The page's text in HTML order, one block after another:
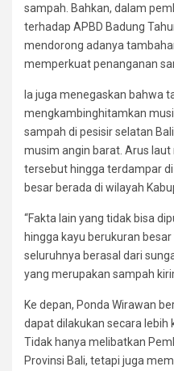
sampah. Bahkan, dalam
terhadap APBD Badung
mendorong adanya
memperkuat penanganan
Ia juga menegaskan bahwa
mengkambinghitamkan
sampah di pesisir selatan
musim angin barat. Arus
tersebut hingga terdampar
besar berada di wilayah
“Fakta lain yang tidak bisa
hingga kayu berukuran
seluruhnya berasal dari
yang merupakan sampah
Ke depan, Ponda Wirawan
dapat dilakukan secara lebih
Tidak hanya melibatkan
Provinsi Bali, tetapi juga